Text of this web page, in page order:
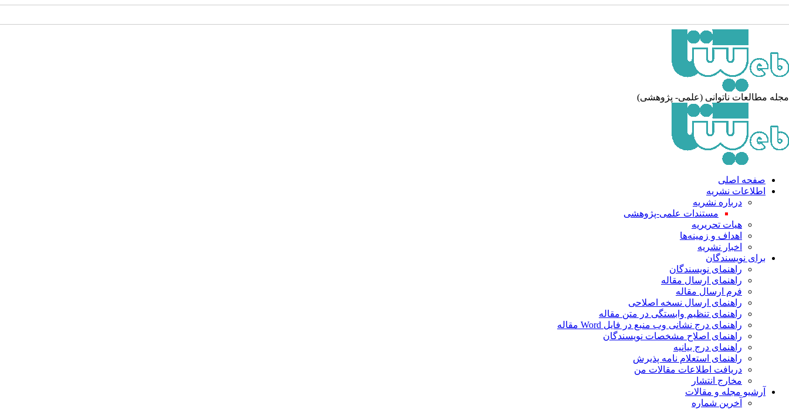
مجله مطالعات ناتوانی (علمی- پژوهشی)
صفحه اصلی
اطلاعات نشریه
درباره نشریه
مستندات علمی-پژوهشی
هیات تحریریه
اهداف و زمینه‌ها
اخبار نشریه
برای نویسندگان
راهنمای نویسندگان
راهنمای ارسال مقاله
فرم ارسال مقاله
راهنمای ارسال نسخه اصلاحی
راهنمای تنظیم وابستگی در متن مقاله
راهنمای درج نشانی وب منبع در فایل Word مقاله
راهنمای اصلاح مشخصات نویسندگان
راهنمای درج بیانیه
راهنمای استعلام نامه پذیرش
دریافت اطلاعات مقالات من
مخارج انتشار
آرشیو مجله و مقالات
آخرین شماره